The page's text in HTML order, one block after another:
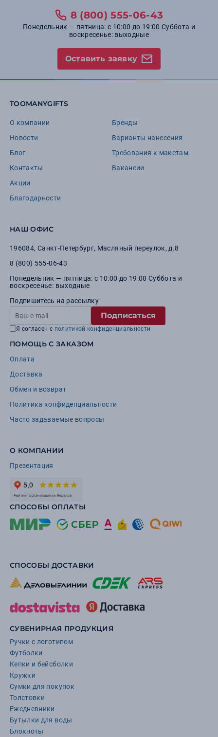
8 (800) 555-06-43
Понедельник — пятница: с 10:00 до 19:00 Суббота и
воскресенье: выходные
Оставить заявку
TOOMANYGIFTS
О компании
Новости
Блог
Контакты
Акции
Благодарности
Бренды
Варианты нанесения
Требования к макетам
Вакансии
НАШ ОФИС
196084, Санкт-Петербург, Масляный переулок, д.8
8 (800) 555-06-43
Понедельник — пятница: с 10:00 до 19:00 Суббота и
воскресенье: выходные
Подпишитесь на рассылку
Подписаться
Я согласен с политикой конфиденциальности
ПОМОЩЬ С ЗАКАЗОМ
Оплата
Доставка
Обмен и возврат
Политика конфиденциальности
Часто задаваемые вопросы
О КОМПАНИИ
Презентация
СПОСОБЫ ОПЛАТЫ
СПОСОБЫ ДОСТАВКИ
СУВЕНИРНАЯ ПРОДУКЦИЯ
Ручки с логотипом
Футболки
Кепки и бейсболки
Кружки
Сумки для покупок
Толстовки
Ежедневники
Бутылки для воды
Блокноты